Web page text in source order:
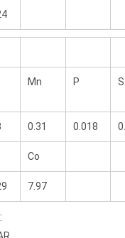
Mn P S
0.31 0.018
Co
7.97